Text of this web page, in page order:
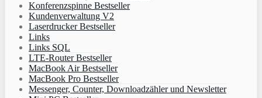
Konferenzspinne Bestseller
Kundenverwaltung V2
Laserdrucker Bestseller
Links
Links SQL
LTE-Router Bestseller
MacBook Air Bestseller
MacBook Pro Bestseller
Messenger, Counter, Downloadzähler und Newsletter